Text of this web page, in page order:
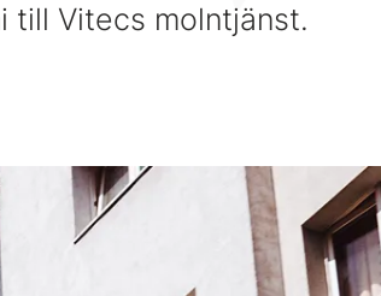
till Vitecs molntjänst.